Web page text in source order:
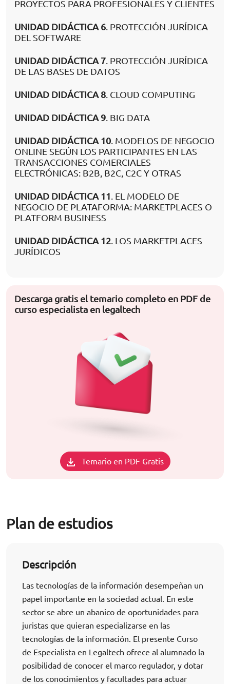
PROYECTOS PARA PROFESIONALES Y CLIENTES
UNIDAD DIDÁCTICA 6. PROTECCIÓN JURÍDICA
DEL SOFTWARE
UNIDAD DIDÁCTICA 7. PROTECCIÓN JURÍDICA
DE LAS BASES DE DATOS
UNIDAD DIDÁCTICA 8. CLOUD COMPUTING
UNIDAD DIDÁCTICA 9. BIG DATA
UNIDAD DIDÁCTICA 10. MODELOS DE NEGOCIO
ONLINE SEGÚN LOS PARTICIPANTES EN LAS
TRANSACCIONES COMERCIALES
ELECTRÓNICAS: B2B, B2C, C2C Y OTRAS
UNIDAD DIDÁCTICA 11. EL MODELO DE
NEGOCIO DE PLATAFORMA: MARKETPLACES O
PLATFORM BUSINESS
UNIDAD DIDÁCTICA 12. LOS MARKETPLACES
JURÍDICOS
Descarga gratis el temario completo en PDF de
curso especialista en legaltech
Temario en PDF Gratis
Plan de estudios
Descripción
Las tecnologías de la información desempeñan un
papel importante en la sociedad actual. En este
sector se abre un abanico de oportunidades para
juristas que quieran especializarse en las
tecnologías de la información. El presente Curso
de Especialista en Legaltech ofrece al alumnado la
posibilidad de conocer el marco regulador, y dotar
de los conocimientos y facultades para actuar